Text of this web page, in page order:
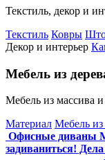
Текстиль, декор и
Текстиль Ковры
Декор и интерьер
Мебель из
Мебель из массива и
Материал Мебель из
Офисные диваны
задиваниться!